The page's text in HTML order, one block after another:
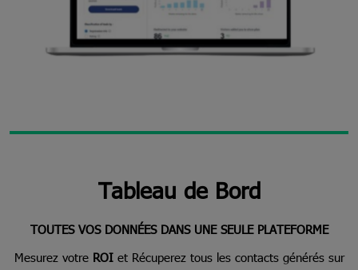
Tableau de Bord
TOUTES VOS DONNÉES DANS UNE SEULE PLATEFORME
Mesurez votre ROI et Récuperez tous les contacts générés sur